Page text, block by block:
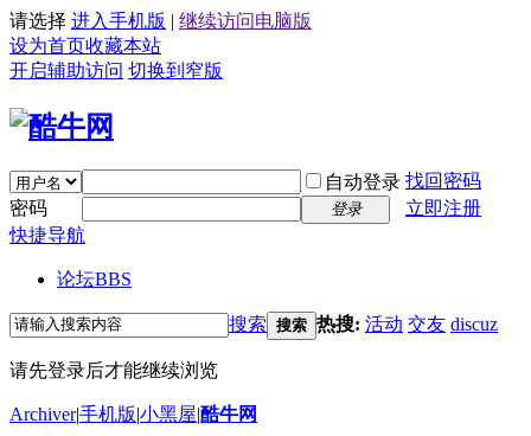
请选择 进入手机版 | 继续访问电脑版
设为首页收藏本站
开启辅助访问 切换到窄版
自动登录 找回密码
密码
登录
立即注册
快捷导航
论坛BBS
搜索 搜索 热搜: 活动 交友 discuz
请先登录后才能继续浏览
Archiver|手机版|小黑屋|酷牛网